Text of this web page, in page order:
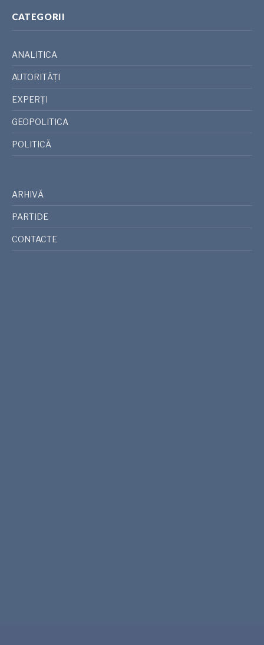
CATEGORII
ANALITICA
AUTORITĂȚI
EXPERȚI
GEOPOLITICA
POLITICĂ
ARHIVĂ
PARTIDE
CONTACTE